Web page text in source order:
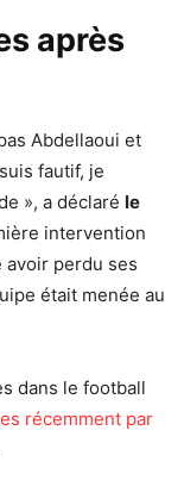
après
Abdellaoui et
fautif, je
», a déclaré le
intervention
avoir perdu ses
était menée au
dans le football
récemment par